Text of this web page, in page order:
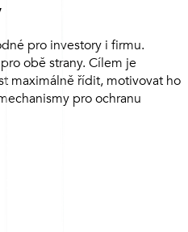
pro investory i firmu.
obě strany. Cílem je
maximálně řídit, motivovat ho
pro ochranu